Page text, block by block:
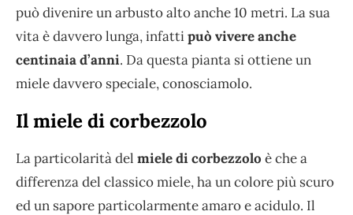
può divenire un arbusto alto anche 10 metri. La sua
vita è davvero lunga, infattipuò vivere anche
centinaia d’anni. Da questa pianta si ottiene un
miele davvero speciale, conosciamolo.
Il miele di corbezzolo
La particolarità del miele di corbezzolo è che a
differenza del classico miele, ha un colore più scuro
ed un sapore particolarmente amaro e acidulo. Il